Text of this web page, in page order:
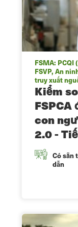
FSMA:
FSVP, An
truy xuất
Kiểm
con
2.0 -
Có sẵn
dẫn